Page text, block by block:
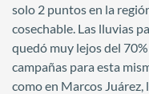
solo 2 puntos en la
cosechable. Las lluvias
quedó muy lejos del
campañas para esta
como en Marcos Juárez,